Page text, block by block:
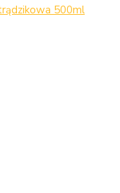
500ml